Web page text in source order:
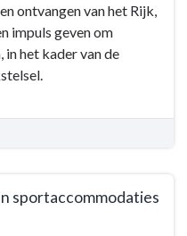
ontvangen van het Rijk,
impuls geven om
het kader van de
sportaccommodaties